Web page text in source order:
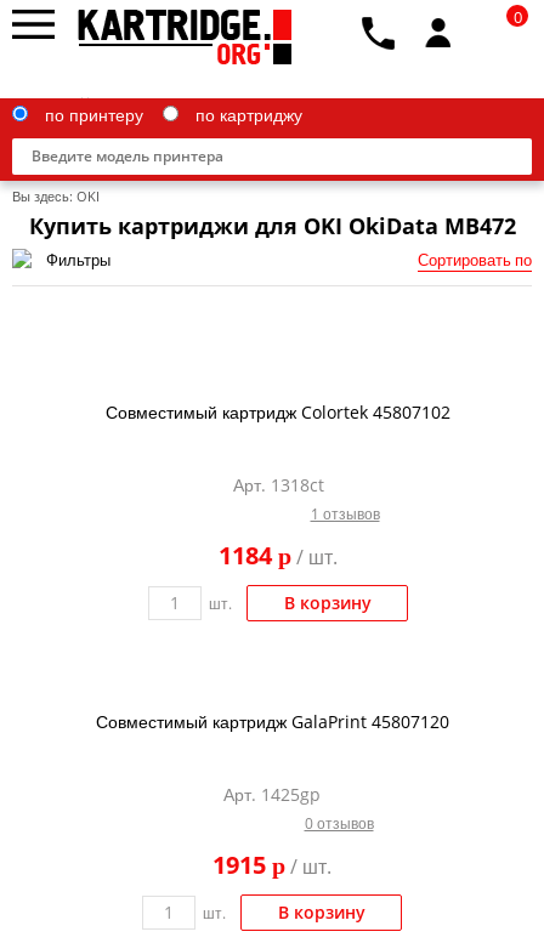
Konica Minolta
по принтеру по картриджу
0
Вы здесь: OKI
Купить картриджи для OKI OkiData MB472
Фильтры Сортировать по
Совместимый картридж Colortek 45807102
Арт. 1318ct
1 отзывов
1184p/ шт.
шт. В корзину
Совместимый картридж GalaPrint 45807120
Арт. 1425gp
0 отзывов
1915 p/ шт.
шт. В корзину